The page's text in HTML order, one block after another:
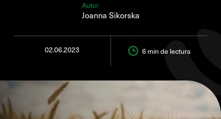
Autor
Joanna Sikorska
02.06.2023 6 min de lectura